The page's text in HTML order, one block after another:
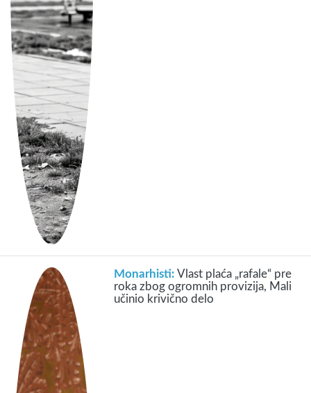
Monarhisti:Vlast plaća „rafale“ pre
roka zbog ogromnih provizija, Mali
učinio krivično delo